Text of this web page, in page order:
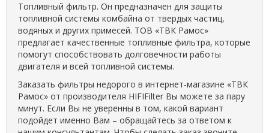
Топливный фильтр. Он предназначен для защиты
топливной системы комбайна от твердых частиц,
водяных и других примесей. ТОВ «ТВК Рамос»
предлагает качественные топливные фильтра, которые
помогут способствовать долговечности работы
двигателя и всей топливной системы.
Заказать фильтры недорого в интернет-магазине «ТВК
Рамос» от производителя HIFIFilter Вы можете за пару
минут. Если Вы не уверенны в том, какой вариант
подойдет именно Вам – обращайтесь за ответом к